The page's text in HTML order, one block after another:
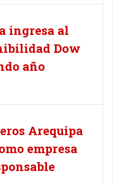
ingresa al
Dow
año
Arequipa
empresa